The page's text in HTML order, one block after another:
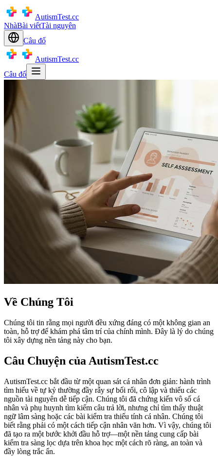
AutismTest.cc
NhàBài viếtTài nguyên
Câu đố
AutismTest.cc
Câu đố
Về Chúng Tôi
Chúng tôi tin rằng mọi người đều xứng đáng có một không gian an
toàn, hỗ trợ để khám phá tâm trí của chính mình. Đây là lý do chúng
tôi xây dựng nền tảng này cho bạn.
Câu Chuyện của AutismTest.cc
AutismTest.cc bắt đầu từ một quan sát cá nhân đơn giản: hành trình
tìm hiểu về tự kỷ thường đầy rẫy sự bối rối, cô lập và thiếu các
nguồn tài nguyên dễ tiếp cận. Chúng tôi đã chứng kiến vô số cá
nhân và phụ huynh tìm kiếm câu trả lời, nhưng chỉ tìm thấy thuật
ngữ lâm sàng hoặc các bài kiểm tra thiếu tính cá nhân. Chúng tôi
biết rằng phải có một cách tiếp cận nhân văn hơn. Vì vậy, chúng tôi
đã tạo ra một bước khởi đầu hỗ trợ—một nền tảng cung cấp bài
kiểm tra sàng lọc dựa trên khoa học một cách rõ ràng, an toàn và
đầy lòng trắc ẩn.